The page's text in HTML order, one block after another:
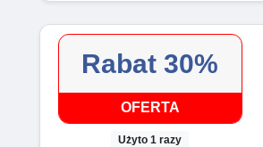
Rabat 30%
OFERTA
Użyto 1 razy